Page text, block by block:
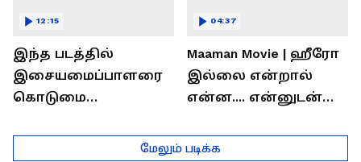
இந்த படத்தில்
இசையமைப்பாளரை
கொடுமை
...மேடையில்
12:15
Maaman Movie | ஹீரோ
இல்லை என்றால்
என்ன.... என்னுடன்
இயக்குனர் மாரி
04:37
மேலும் படிக்க